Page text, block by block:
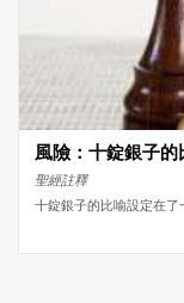
風險：十錠銀子的
聖經註釋
十錠銀子的比喻設定在了